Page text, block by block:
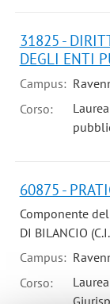
31825 -
DEGLI ENTI
Campus:
Corso:
60875 -
Componente
DI BILANCIO
Campus:
Corso: